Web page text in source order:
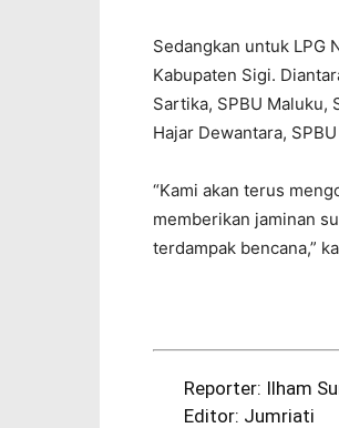
Sedangkan untuk LPG
Kabupaten Sigi.
Sartika, SPBU Maluku,
Hajar Dewantara,
“Kami akan terus
memberikan jaminan
terdampak bencana,”
Reporter: Ilham
Editor: Jumriati